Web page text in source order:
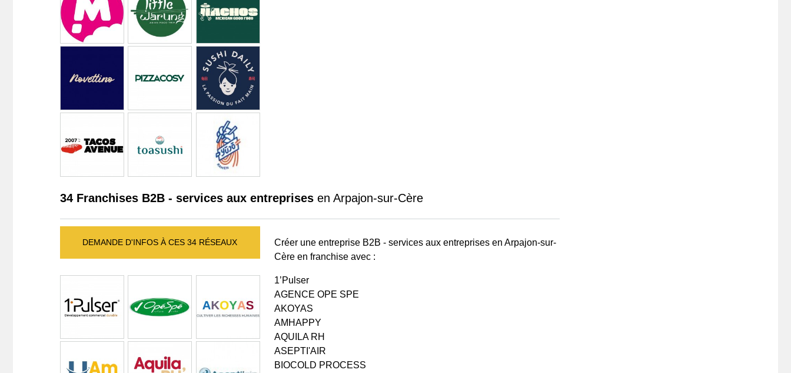
34 Franchises B2B - services aux entreprises en Arpajon-sur-Cère
DEMANDE D'INFOS À CES 34 RÉSEAUX
Créer une entreprise B2B - services aux entreprises en Arpajon-sur-
Cère en franchise avec :
1’Pulser
AGENCE OPE SPE
AKOYAS
AMHAPPY
AQUILA RH
ASEPTI'AIR
BIOCOLD PROCESS